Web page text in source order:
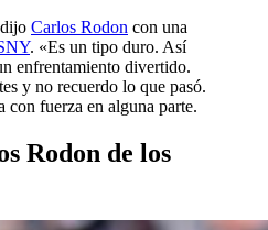
Carlos Rodon con una
. «Es un tipo duro. Así
enfrentamiento divertido.
y no recuerdo lo que pasó.
con fuerza en alguna parte.
Rodon de los